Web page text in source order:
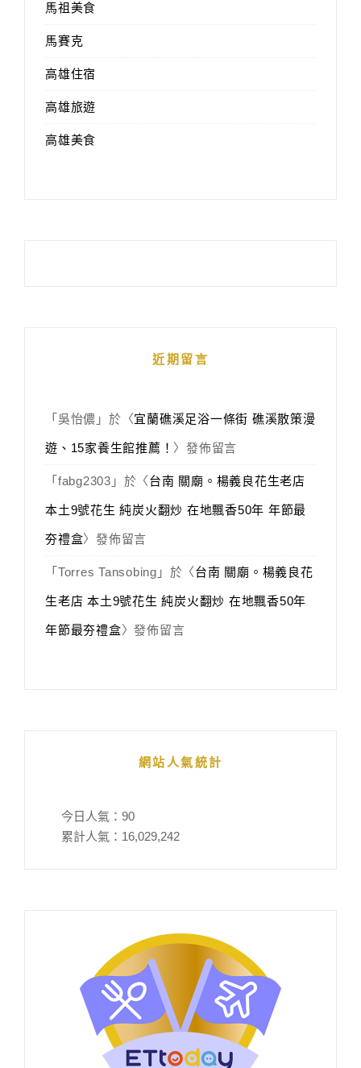
馬祖美食
馬賽克
高雄住宿
高雄旅遊
高雄美食
近期留言
「 吳怡儂 」於〈宜蘭礁溪足浴一條街 礁溪散策漫
遊、15家養生館推薦！ 〉發佈留言
「 fabg2303 」於〈台南 關廟。楊義良花生老店
本土9號花生 純炭火翻炒 在地飄香50年 年節最
夯禮盒〉發佈留言
「 Torres Tansobing 」於〈台南 關廟。楊義良花
生老店 本土9號花生 純炭火翻炒 在地飄香50年
年節最夯禮盒〉發佈留言
網站人氣統計
今日人氣： 90
累計人氣： 16,029,242